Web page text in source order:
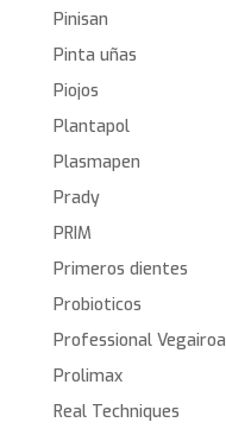
Pinisan
Pinta uñas
Piojos
Plantapol
Plasmapen
Prady
PRIM
Primeros dientes
Probioticos
Professional Vegairoa
Prolimax
Real Techniques